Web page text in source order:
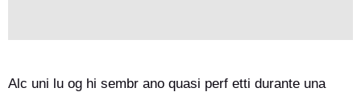
Alc uni lu og hi sembr ano quasi perf etti durante una